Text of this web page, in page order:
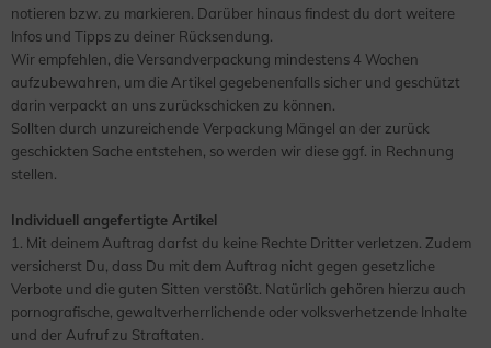
notieren bzw. zu markieren. Darüber hinaus findest du dort weitere
Infos und Tipps zu deiner Rücksendung.
Wir empfehlen, die Versandverpackung mindestens 4 Wochen
aufzubewahren, um die Artikel gegebenenfalls sicher und geschützt
darin verpackt an uns zurückschicken zu können.
Sollten durch unzureichende Verpackung Mängel an der zurück
geschickten Sache entstehen, so werden wir diese ggf. in Rechnung
stellen.
Individuell angefertigte Artikel
1. Mit deinem Auftrag darfst du keine Rechte Dritter verletzen. Zudem
versicherst Du, dass Du mit dem Auftrag nicht gegen gesetzliche
Verbote und die guten Sitten verstößt. Natürlich gehören hierzu auch
pornografische, gewaltverherrlichende oder volksverhetzende Inhalte
und der Aufruf zu Straftaten.